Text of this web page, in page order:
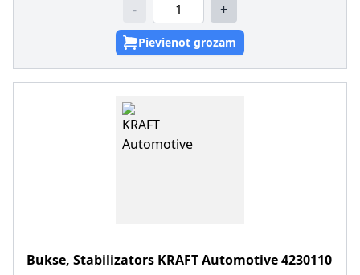
- +
Pievienot grozam
Bukse, Stabilizators KRAFT Automotive4230110